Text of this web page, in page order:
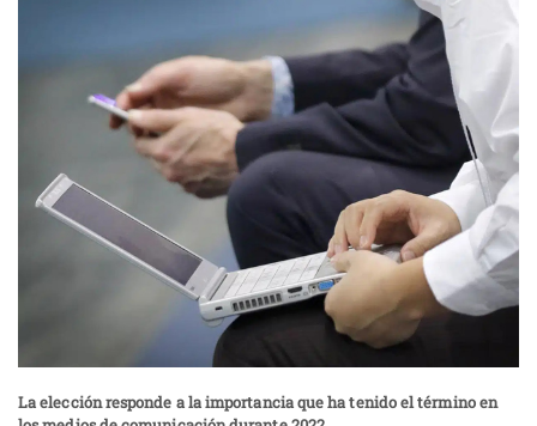
La elección responde a la importancia que ha tenido el término en